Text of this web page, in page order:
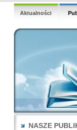
Aktualności
NASZE